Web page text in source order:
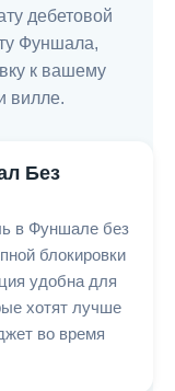
дебетовой
Фуншала,
к вашему
вилле.
Без
в Фуншале без
блокировки
удобна для
хотят лучше
во время